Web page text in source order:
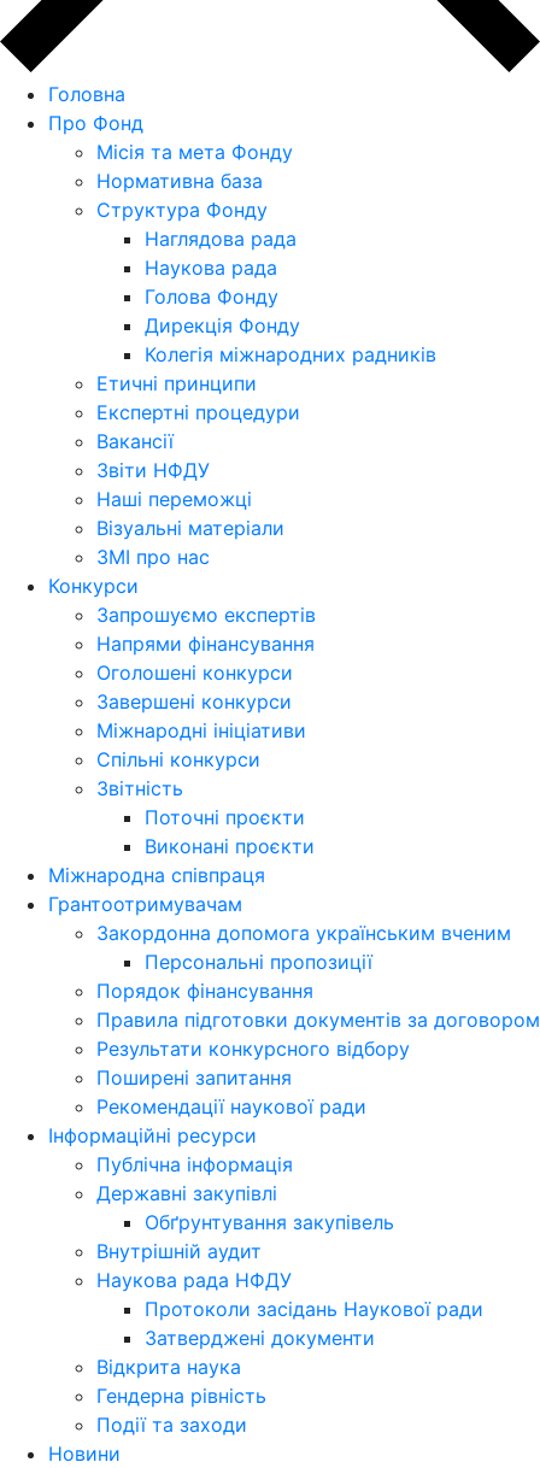
Головна
Про Фонд
Місія та мета Фонду
Нормативна база
Структура Фонду
Наглядова рада
Наукова рада
Голова Фонду
Дирекція Фонду
Колегія міжнародних радників
Етичні принципи
Експертні процедури
Вакансії
Звіти НФДУ
Наші переможці
Візуальні матеріали
ЗМІ про нас
Конкурси
Запрошуємо експертів
Напрями фінансування
Оголошені конкурси
Завершені конкурси
Міжнародні ініціативи
Спільні конкурси
Звітність
Поточні проєкти
Виконані проєкти
Міжнародна співпраця
Грантоотримувачам
Закордонна допомога українським вченим
Персональні пропозиції
Порядок фінансування
Правила підготовки документів за договором
Результати конкурсного відбору
Поширені запитання
Рекомендації наукової ради
Інформаційні ресурси
Публічна інформація
Державні закупівлі
Обґрунтування закупівель
Внутрішній аудит
Наукова рада НФДУ
Протоколи засідань Наукової ради
Затверджені документи
Відкрита наука
Гендерна рівність
Події та заходи
Новини